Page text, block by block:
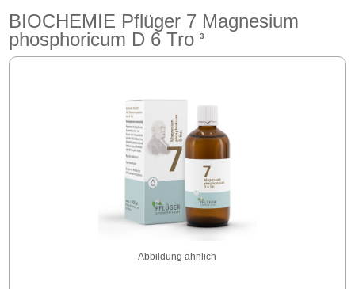
BIOCHEMIE Pflüger 7 Magnesium
phosphoricum D 6 Tro3
Abbildung ähnlich